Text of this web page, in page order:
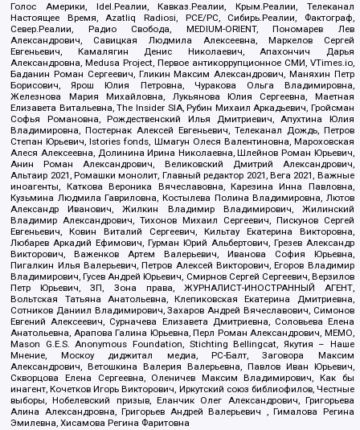
Голос Америки, Idel.Реалии, Кавказ.Реалии, Крым.Реалии, Телеканал
Настоящее Время, Azatliq Radiosi, PCE/PC, Сибирь.Реалии, Фактограф,
Север.Реалии, Радио Свобода, MEDIUM-ORIENT, Пономарев Лев
Александрович, Савицкая Людмила Алексеевна, Маркелов Сергей
Евгеньевич, Камалягин Денис Николаевич, Апахончич Дарья
Александровна, Medusa Project, Первое антикоррупционное СМИ, VTimes.io,
Баданин Роман Сергеевич, Гликин Максим Александрович, Маняхин Петр
Борисович, Ярош Юлия Петровна, Чуракова Ольга Владимировна,
Железнова Мария Михайловна, Лукьянова Юлия Сергеевна, Маетная
Елизавета Витальевна, The Insider SIA, Рубин Михаил Аркадьевич, Гройсман
Софья Романовна, Рождественский Илья Дмитриевич, Апухтина Юлия
Владимировна, Постернак Алексей Евгеньевич, Телеканал Дождь, Петров
Степан Юрьевич, Istories fonds, Шмагун Олеся Валентиновна, Мароховская
Алеся Алексеевна, Долинина Ирина Николаевна, Шлейнов Роман Юрьевич,
Анин Роман Александрович, Великовский Дмитрий Александрович,
Альтаир 2021, Ромашки монолит, Главный редактор 2021, Вега 2021, Важные
иноагенты, Каткова Вероника Вячеславовна, Карезина Инна Павловна,
Кузьмина Людмила Гавриловна, Костылева Полина Владимировна, Лютов
Александр Иванович, Жилкин Владимир Владимирович, Жилинский
Владимир Александрович, Тихонов Михаил Сергеевич, Пискунов Сергей
Евгеньевич, Ковин Виталий Сергеевич, Кильтау Екатерина Викторовна,
Любарев Аркадий Ефимович, Гурман Юрий Альбертович, Грезев Александр
Викторович, Важенков Артем Валерьевич, Иванова София Юрьевна,
Пигалкин Илья Валерьевич, Петров Алексей Викторович, Егоров Владимир
Владимирович, Гусев Андрей Юрьевич, Смирнов Сергей Сергеевич, Верзилов
Петр Юрьевич, ЗП, Зона права, ЖУРНАЛИСТ-ИНОСТРАННЫЙ АГЕНТ,
Вольтская Татьяна Анатольевна, Клепиковская Екатерина Дмитриевна,
Сотников Даниил Владимирович, Захаров Андрей Вячеславович, Симонов
Евгений Алексеевич, Сурначева Елизавета Дмитриевна, Соловьева Елена
Анатольевна, Арапова Галина Юрьевна, Перл Роман Александрович, МЕМО,
Mason G.E.S. Anonymous Foundation, Stichting Bellingcat, Якутия – Наше
Мнение, Москоу диджитал медиа, РС-Балт, Заговора Максим
Александрович, Ветошкина Валерия Валерьевна, Павлов Иван Юрьевич,
Скворцова Елена Сергеевна, Оленичев Максим Владимирович, Как бы
инагент, Кочетков Игорь Викторович, Иркутский союз библиофилов, Честные
выборы, Нобелевский призыв, Еланчик Олег Александрович, Григорьева
Алина Александровна, Григорьев Андрей Валерьевич , Гималова Регина
Эмилевна, Хисамова Регина Фаритовна